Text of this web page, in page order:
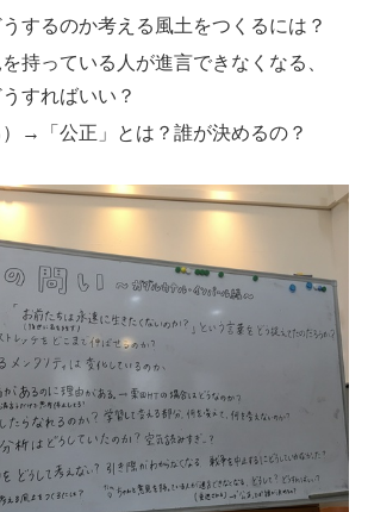
するのか考える風土をつくるには？
持っている人が進言できなくなる、
すればいい？
）→「公正」とは？誰が決めるの？